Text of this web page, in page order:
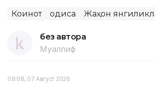
Коинот Ҳодиса Жаҳон
без автора
Муаллиф
09:08, 07 Август 2026